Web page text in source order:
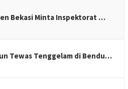
Bekasi Minta Inspektorat …
Tewas Tenggelam di Bendu…